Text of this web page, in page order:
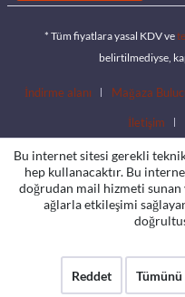
* Tüm fiyatlara yasal KDV ve
belirtilmediyse,
İndirme alanı Mağaza
İletişim
Bu internet sitesi gerekli
hep kullanacaktır. Bu
doğrudan mail hizmeti
ağlarla etkileşimi
Reddet